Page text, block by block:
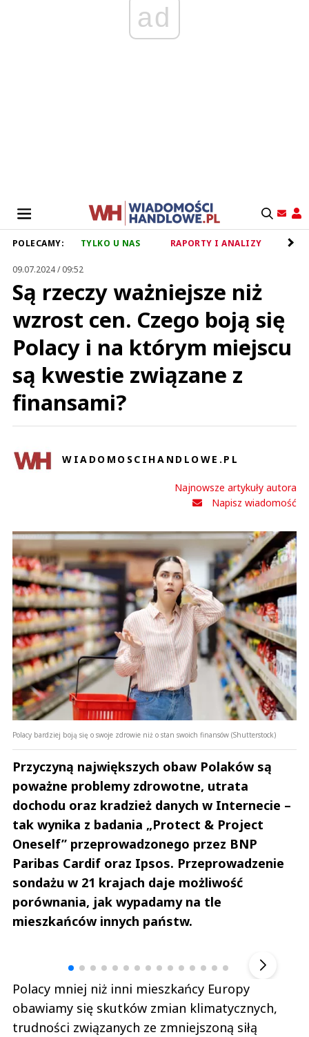
ad
POLECAMY: TYLKO U NAS RAPORTY I ANALIZY
09.07.2024 / 09:52
Są rzeczy ważniejsze niż
wzrost cen. Czego boją się
Polacy i na którym miejscu
są kwestie związane z
finansami?
WIADOMOSCIHANDLOWE.PL
Najnowsze artykuły autora
Napisz wiadomość
Polacy bardziej boją się o swoje zdrowie niż o stan swoich finansów (Shutterstock)
Przyczyną największych obaw Polaków są
poważne problemy zdrowotne, utrata
dochodu oraz kradzież danych w Internecie –
tak wynika z badania „Protect & Project
Oneself” przeprowadzonego przez BNP
Paribas Cardif oraz Ipsos. Przeprowadzenie
sondażu w 21 krajach daje możliwość
porównania, jak wypadamy na tle
mieszkańców innych państw.
Polacy mniej niż inni mieszkańcy Europy
obawiamy się skutków zmian klimatycznych,
trudności związanych ze zmniejszoną siłą